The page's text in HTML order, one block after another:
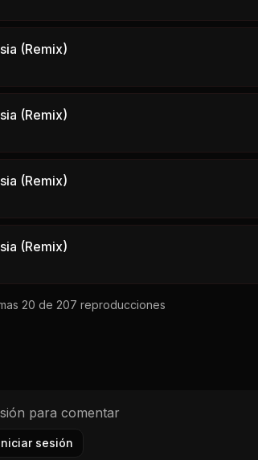
(Remix)
(Remix)
(Remix)
(Remix)
20 de 207 reproducciones
para comentar
sesión